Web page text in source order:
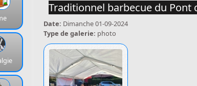
Traditionnel barbecue du Pont
Date: Dimanche 01-09-2024
Type de galerie: photo